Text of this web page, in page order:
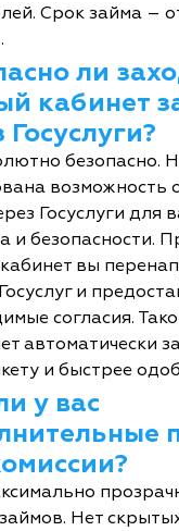
Срок займа –
ли
кабинет
Госуслуги?
безопасно.
возможность
Госуслуги для
и безопасности.
вы
и
согласия.
автоматически
и быстрее
у вас
Нет